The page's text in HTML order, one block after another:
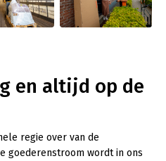
en altijd op de
regie over van de
goederenstroom wordt in ons